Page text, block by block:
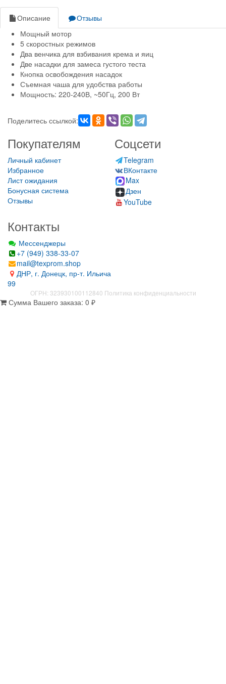
Описание
Отзывы
Мощный мотор
5 скоростных режимов
Два венчика для взбивания крема и яиц
Две насадки для замеса густого теста
Кнопка освобождения насадок
Съемная чаша для удобства работы
Мощность: 220-240В, ~50Гц, 200 Вт
Поделитесь ссылкой:
Покупателям
Личный кабинет
Избранное
Лист ожидания
Бонусная система
Отзывы
Соцсети
Telegram
ВКонтакте
Max
Дзен
YouTube
Контакты
Мессенджеры
+7 (949) 338-33-07
mail@texprom.shop
ДНР, г. Донецк, пр-т. Ильича
99
ОГРН: 323930100112840 Политика конфиденциальности
Сумма Вашего заказа: 0 ₽